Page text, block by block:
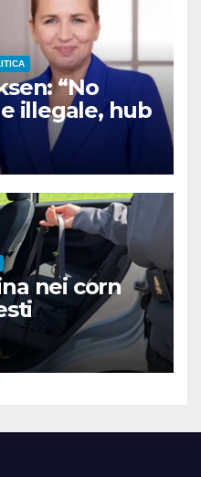
“No
illegale, hub
terzi”
nei corn